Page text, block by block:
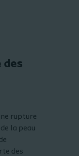
des
rupture
la peau
des